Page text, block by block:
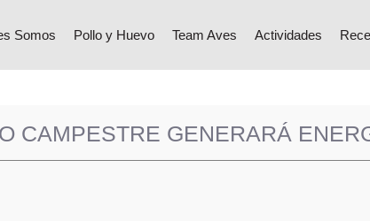
Somos Pollo y Huevo Team Aves Actividades
CAMPESTRE GENERARÁ